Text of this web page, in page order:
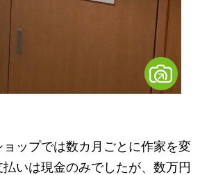
ップでは数カ月ごとに作家を変
いは現金のみでしたが、数万円